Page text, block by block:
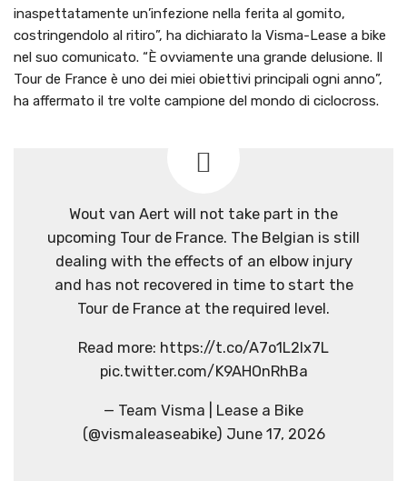
inaspettatamente un’infezione nella ferita al gomito,
costringendolo al ritiro”, ha dichiarato la Visma-Lease a bike
nel suo comunicato. “È ovviamente una grande delusione. Il
Tour de France è uno dei miei obiettivi principali ogni anno”,
ha affermato il tre volte campione del mondo di ciclocross.
Wout van Aert will not take part in the
upcoming Tour de France. The Belgian is still
dealing with the effects of an elbow injury
and has not recovered in time to start the
Tour de France at the required level.
Read more: https://t.co/A7o1L2Ix7L
pic.twitter.com/K9AHOnRhBa
— Team Visma | Lease a Bike
(@vismaleaseabike) June 17, 2026